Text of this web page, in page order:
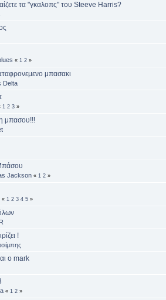
τα "γκαλοπς" του Steeve Harris?
« 1 2 »
μπασακι
Delta
1 2 3 »
μπασου!!!
Jackson « 1 2 »
« 1 2 3 4 5 »
!
ο mark
« 1 2 »